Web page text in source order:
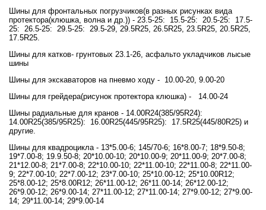
Шины для фронтальных погрузчиков(в разных рисунках вида
протектора(клюшка, волна и др.)) - 23.5-25: 15.5-25: 20.5-25: 17.5-
25: 26.5-25: 29.5-25: 29.5-29, 29.5R25, 26.5R25, 23.5R25, 20.5R25,
17.5R25.
Шины для катков- грунтовых 23.1-26, асфальто укладчиков лысые
шины
Шины для экскаваторов на пневмо ходу - 10.00-20, 9.00-20
Шины для грейдера(рисунок протектора клюшка) - 14.00-24
Шины радиальные для кранов - 14.00R24(385/95R24):
14.00R25(385/95R25): 16.00R25(445/95R25): 17.5R25(445/80R25) и
другие.
Шины для квадроцикла - 13*5.00-6; 145/70-6; 16*8.00-7; 18*9.50-8;
19*7.00-8; 19.9.50-8; 20*10.00-10; 20*10.00-9; 20*11.00-9; 20*7.00-8;
21*12.00-8; 21*7.00-8; 22*10.00-10; 22*11.00-10; 22*11.00-8; 22*11.00-
9; 22*7.00-10; 22*7.00-12; 23*7.00-10; 25*10.00-12; 25*10.00R12;
25*8.00-12; 25*8.00R12; 26*11.00-12; 26*11.00-14; 26*12.00-12;
26*9.00-12; 26*9.00-14; 27*11.00-12; 27*11.00-14; 27*9.00-12; 27*9.00-
14; 29*11.00-14; 29*9.00-14